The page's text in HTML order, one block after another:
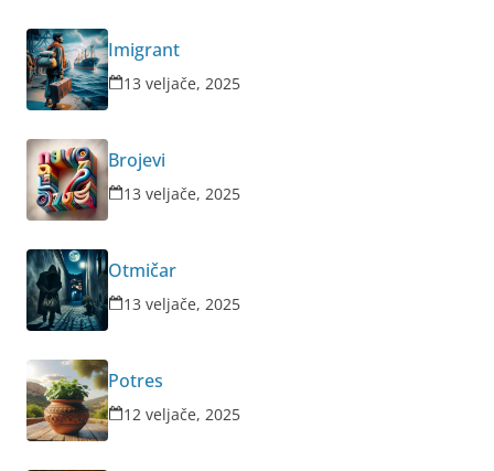
Imigrant
13 veljače, 2025
Brojevi
13 veljače, 2025
Otmičar
13 veljače, 2025
Potres
12 veljače, 2025